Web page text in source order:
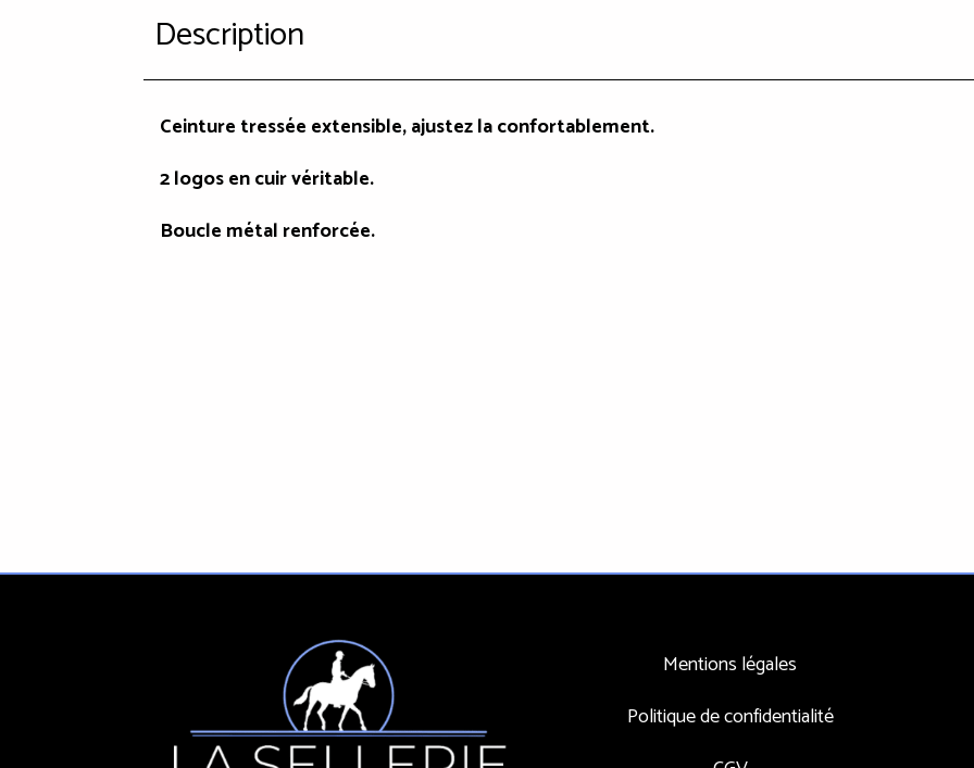
Description
Ceinture tressée extensible, ajustez la confortablement.
2 logos en cuir véritable.
Boucle métal renforcée.
Mentions légales
Politique de confidentialité